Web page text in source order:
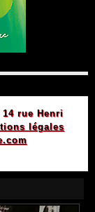
rue Henri
légales